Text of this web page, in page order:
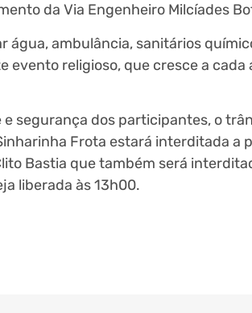
da Via Engenheiro Milcíades
água, ambulância, sanitários
evento religioso, que cresce a
segurança dos participantes, o
Frota estará interditada a
Bastia que também será
liberada às 13h00.